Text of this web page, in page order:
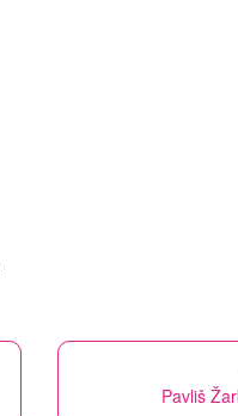
Pavliš